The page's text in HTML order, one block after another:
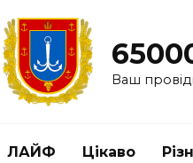
Ваш
ЛАЙФ Цікаво